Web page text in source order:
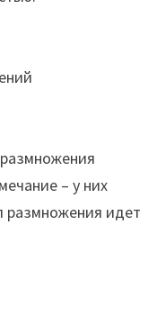
– у них
размножения идет